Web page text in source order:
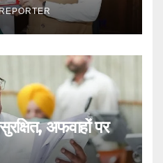
अफवाहों पर